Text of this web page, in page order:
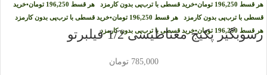
هر قسط 196,250 تومان•خرید قسطی با ترب‌پی بدون کارمزد هر قسط 196,250 تومان•خرید
قسطی با ترب‌پی بدون کارمزد هر قسط 196,250 تومان•خرید قسطی با ترب‌پی بدون کارمزد
هر قسط 196,250 تومان•خرید قسطی با ترب‌پی بدون کارمزد
رسوبگیر پکیج مغناطیسی 1/2 فیلبرتو
785,000 تومان